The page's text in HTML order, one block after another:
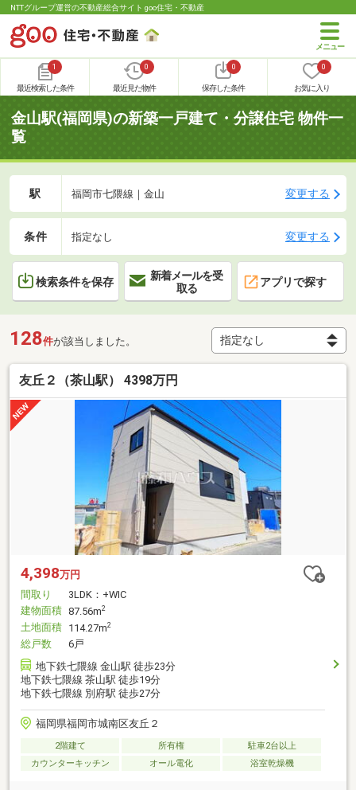
NTTグループ運営の不動産総合サイト goo住宅・不動産
1
最近検索した条件
0
最近見た物件
0
保存した条件
0
お気に入り
金山駅(福岡県)の新築一戸建て・分譲住宅 物件一
覧
駅 福岡市七隈線｜金山 変更する
条件 指定なし 変更する
検索条件を保存
新着メールを受
取る
アプリで探す
128件が該当しました。
友丘２（茶山駅） 4398万円
4,398万円
間取り
3LDK：+WIC
建物面積 87.56m2
土地面積 114.27m2
総戸数
6戸
地下鉄七隈線 金山駅 徒歩23分
地下鉄七隈線 茶山駅 徒歩19分
地下鉄七隈線 別府駅 徒歩27分
福岡県福岡市城南区友丘２
2階建て 所有権
駐車2台以上
カウンターキッチン
オール電化 浴室乾燥機